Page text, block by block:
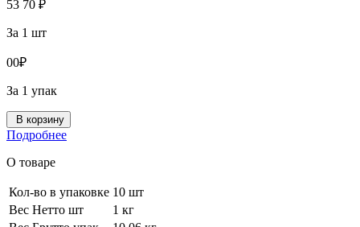
53 70 ₽
За 1 шт
00₽
За 1 упак
В корзину
Подробнее
О товаре
Кол-во в упаковке 10 шт
Вес Нетто шт
1 кг